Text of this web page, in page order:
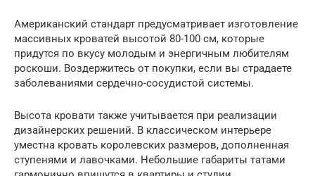
Американский стандарт предусматривает изготовление
массивных кроватей высотой 80-100 см, которые
придутся по вкусу молодым и энергичным любителям
роскоши. Воздержитесь от покупки, если вы страдаете
заболеваниями сердечно-сосудистой системы.
Высота кровати также учитывается при реализации
дизайнерских решений. В классическом интерьере
уместна кровать королевских размеров, дополненная
ступенями и лавочками. Небольшие габариты татами